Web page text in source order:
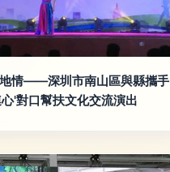
情——深圳市南山區與縣攜手
'對口幫扶文化交流演出